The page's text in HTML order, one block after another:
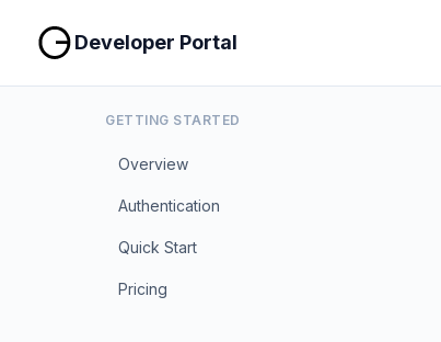
Developer Portal
GETTING STARTED
Overview
Authentication
Quick Start
Pricing